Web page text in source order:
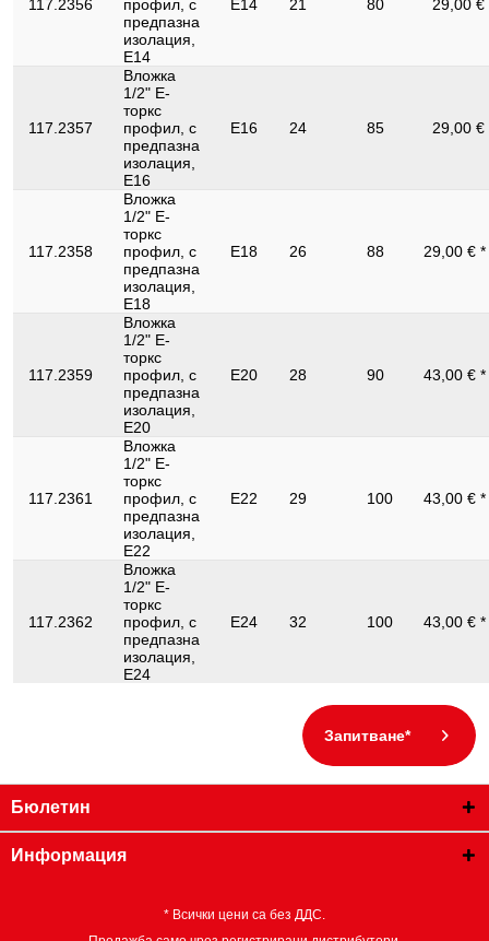
117.2356
профил, с
предпазна
изолация,
E14
E14 21 80 29,00
117.2357
Вложка
1/2" Е-
торкс
профил, с
предпазна
изолация,
E16
E16 24 85 29,00
117.2358
Вложка
1/2" Е-
торкс
профил, с
предпазна
изолация,
E18
E18 26 88 29,00 € *
117.2359
Вложка
1/2" Е-
торкс
профил, с
предпазна
изолация,
E20
E20 28 90 43,00 € *
117.2361
Вложка
1/2" Е-
торкс
профил, с
предпазна
изолация,
E22
E22 29 100 43,00 € *
117.2362
Вложка
1/2" Е-
торкс
профил, с
предпазна
изолация,
E24
E24 32 100 43,00 € *
Запитване*
Бюлетин
Информация
* Всички цени са без ДДС.